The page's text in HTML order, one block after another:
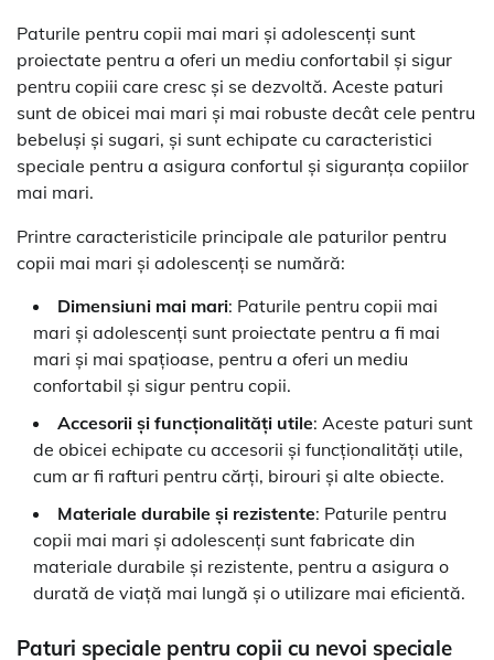
Paturile pentru copii mai mari și adolescenți sunt
proiectate pentru a oferi un mediu confortabil și sigur
pentru copiii care cresc și se dezvoltă. Aceste paturi
sunt de obicei mai mari și mai robuste decât cele pentru
bebeluși și sugari, și sunt echipate cu caracteristici
speciale pentru a asigura confortul și siguranța copiilor
mai mari.
Printre caracteristicile principale ale paturilor pentru
copii mai mari și adolescenți se numără:
Dimensiuni mai mari: Paturile pentru copii mai
mari și adolescenți sunt proiectate pentru a fi mai
mari și mai spațioase, pentru a oferi un mediu
confortabil și sigur pentru copii.
Accesorii și funcționalități utile: Aceste paturi sunt
de obicei echipate cu accesorii și funcționalități utile,
cum ar fi rafturi pentru cărți, birouri și alte obiecte.
Materiale durabile și rezistente: Paturile pentru
copii mai mari și adolescenți sunt fabricate din
materiale durabile și rezistente, pentru a asigura o
durată de viață mai lungă și o utilizare mai eficientă.
Paturi speciale pentru copii cu nevoi speciale